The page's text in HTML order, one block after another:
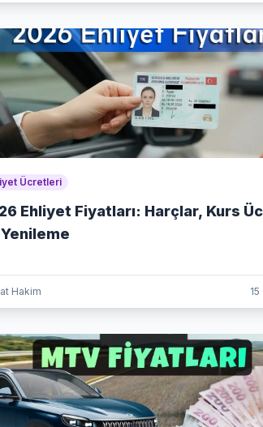
Ücretleri
Ehliyet Fiyatları: Harçlar, Kurs
Hakim